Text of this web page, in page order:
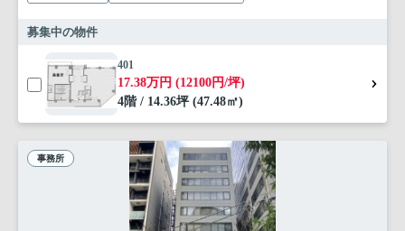
募集中の物件
401
17.38万円 (12100円/坪)
4階 / 14.36坪 (47.48㎡)
事務所